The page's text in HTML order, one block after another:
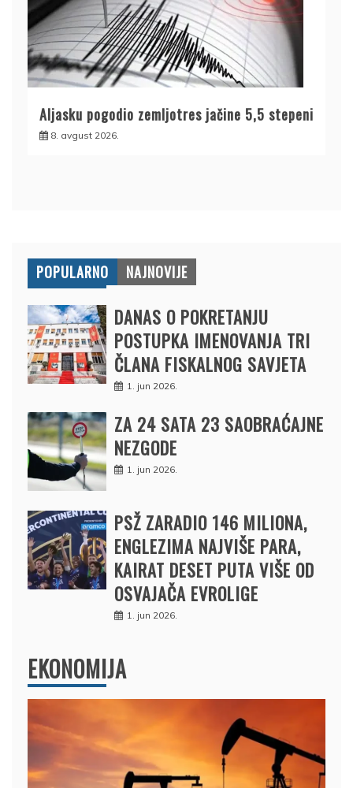
Aljasku pogodio zemljotres jačine 5,5 stepeni
8. avgust 2026.
POPULARNO NAJNOVIJE
DANAS O POKRETANJU
POSTUPKA IMENOVANJA TRI
ČLANA FISKALNOG SAVJETA
1. jun 2026.
ZA 24 SATA 23 SAOBRAĆAJNE
NEZGODE
1. jun 2026.
PSŽ ZARADIO 146 MILIONA,
ENGLEZIMA NAJVIŠE PARA,
KAIRAT DESET PUTA VIŠE OD
OSVAJAČA EVROLIGE
1. jun 2026.
EKONOMIJA